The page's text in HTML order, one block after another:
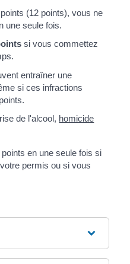
(12 points), vous ne
une seule fois.
si vous commettez
entraîner une
si ces infractions
de l'alcool, homicide
en une seule fois si
permis ou si vous